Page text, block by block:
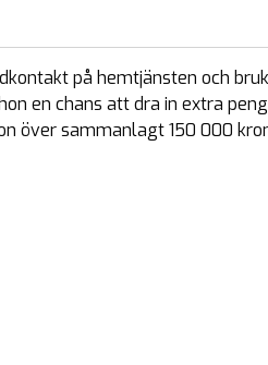
på hemtjänsten och
en chans att dra in extra
över sammanlagt 150 000